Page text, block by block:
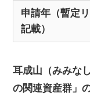
申請年（暫定
記載）
耳成山（みみな
の関連資産群」